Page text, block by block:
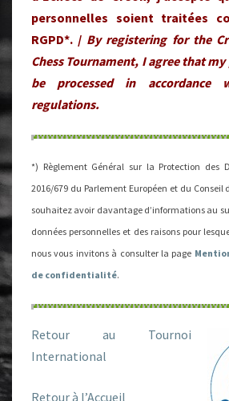
personnelles soient traitées
RGPD*. / By registering for the
Chess Tournament, I agree that
be processed in accordance
regulations.
*) Règlement Général sur la Protection des
2016/679 du Parlement Européen et du Conseil
souhaitez avoir davantage d’informations au
données personnelles et des raisons pour
nous vous invitons à consulter la page
de confidentialité.
Retour au Tournoi
International
Retour à l’Accueil